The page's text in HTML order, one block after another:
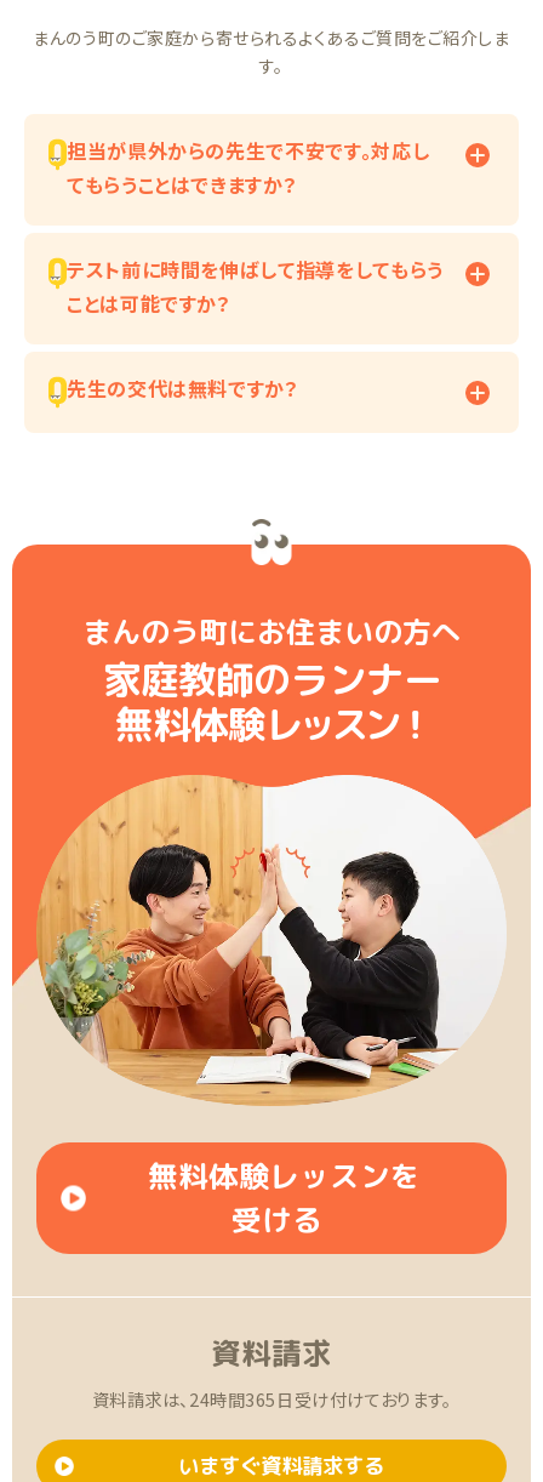
まんのう町のご家庭から寄せられるよくあるご質問をご紹介しま
す。
担当が県外からの先生で不安です。対応し
てもらうことはできますか？
テスト前に時間を伸ばして指導をしてもらう
ことは可能ですか？
先生の交代は無料ですか？
まんのう町にお住まいの方へ
家庭教師のランナー
無料体験レッスン！
無料体験レッスンを
受ける
資料請求
資料請求は、24時間365日受け付けております。
いますぐ資料請求する